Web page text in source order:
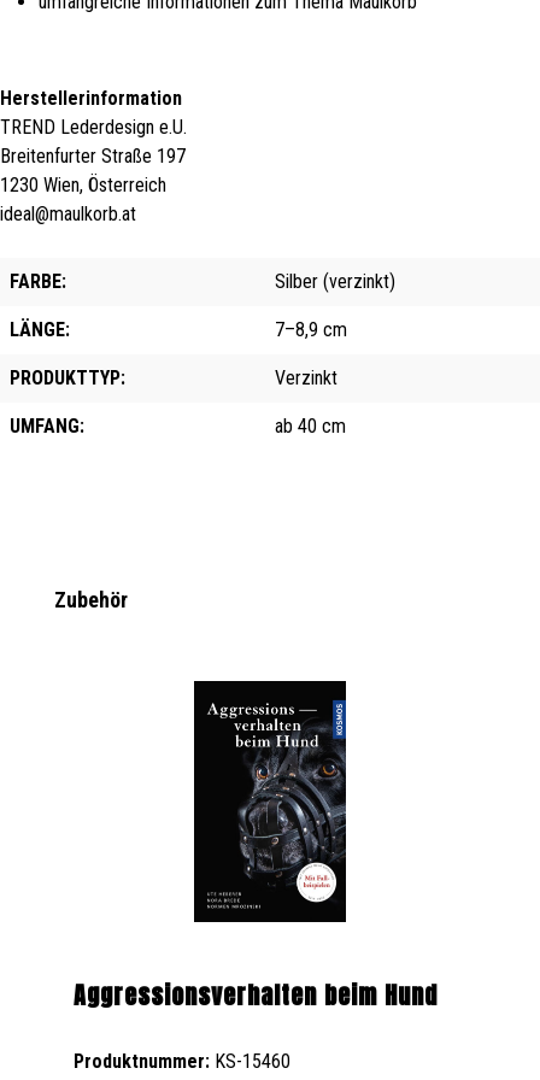
Herstellerinformation
TREND Lederdesign e.U.
Breitenfurter Straße 197
1230 Wien, Österreich
ideal@maulkorb.at
FARBE: Silber (verzinkt)
LÄNGE: 7–8,9 cm
PRODUKTTYP: Verzinkt
UMFANG: ab 40 cm
Produktgalerie überspringen
Zubehör
Aggressionsverhalten beim Hund
Produktnummer: KS-15460